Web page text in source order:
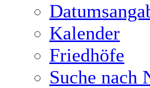
Kalender
Friedhöfe
Suche nach